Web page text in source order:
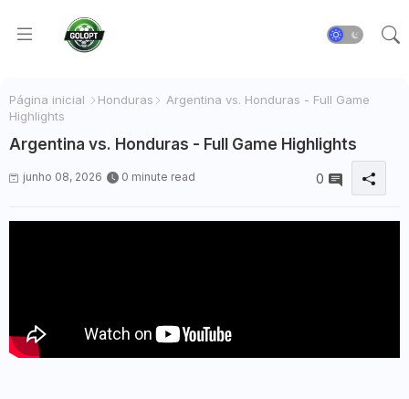
Página inicial Honduras
Argentina vs. Honduras - Full Game
Highlights
Argentina vs. Honduras - Full Game Highlights
junho 08, 2026 0 minute read 0